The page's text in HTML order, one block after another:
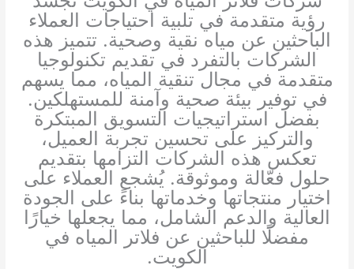
رؤية متقدمة في تلبية احتياجات العملاء
الباحثين عن مياه نقية وصحية. تتميز هذه
الشركات بالتفرد في تقديم تكنولوجيا
متقدمة في مجال تنقية المياه، مما يسهم
في توفير بيئة صحية وآمنة للمستهلكين.
بفضل استراتيجيات التسويق المبتكرة
والتركيز على تحسين تجربة العميل،
تعكس هذه الشركات التزامها بتقديم
حلول فعّالة وموثوقة. يُشجع العملاء على
اختيار منتجاتها وخدماتها بناءً على الجودة
العالية والدعم الشامل، مما يجعلها خيارًا
مفضلًا للباحثين عن فلاتر المياه في
الكويت.